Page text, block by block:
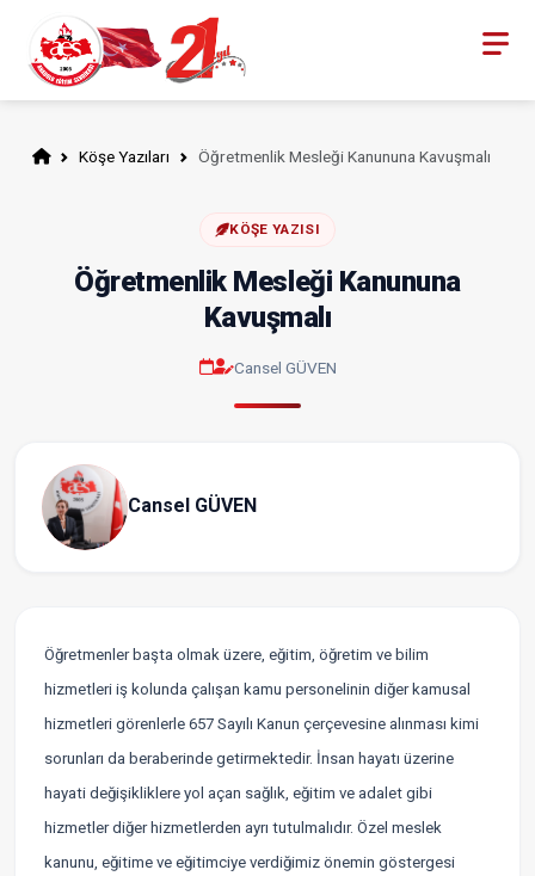
Köşe Yazıları Öğretmenlik Mesleği Kanununa Kavuşmalı
KÖŞE YAZISI
Öğretmenlik Mesleği Kanununa
Kavuşmalı
Cansel GÜVEN
Cansel GÜVEN
Öğretmenler başta olmak üzere, eğitim, öğretim ve bilim
hizmetleri iş kolunda çalışan kamu personelinin diğer kamusal
hizmetleri görenlerle 657 Sayılı Kanun çerçevesine alınması kimi
sorunları da beraberinde getirmektedir. İnsan hayatı üzerine
hayati değişikliklere yol açan sağlık, eğitim ve adalet gibi
hizmetler diğer hizmetlerden ayrı tutulmalıdır. Özel meslek
kanunu, eğitime ve eğitimciye verdiğimiz önemin göstergesi